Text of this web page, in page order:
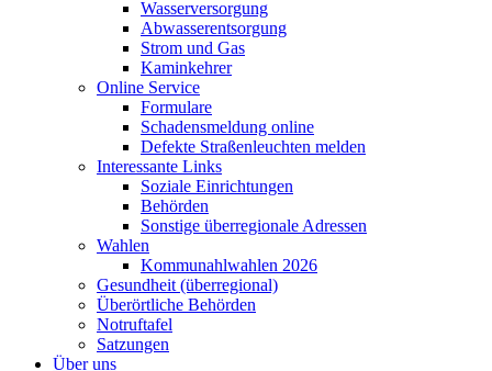
Wasserversorgung
Abwasserentsorgung
Strom und Gas
Kaminkehrer
Online Service
Formulare
Schadensmeldung online
Defekte Straßenleuchten melden
Interessante Links
Soziale Einrichtungen
Behörden
Sonstige überregionale Adressen
Wahlen
Kommunahlwahlen 2026
Gesundheit (überregional)
Überörtliche Behörden
Notruftafel
Satzungen
Über uns